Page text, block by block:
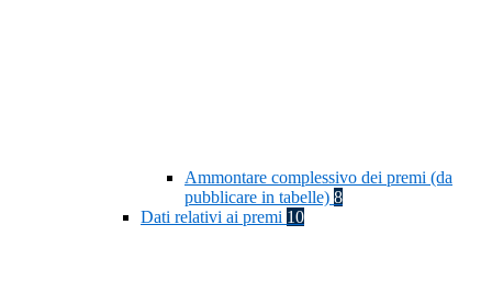
Ammontare complessivo dei premi (da
pubblicare in tabelle) 8
Dati relativi ai premi 10